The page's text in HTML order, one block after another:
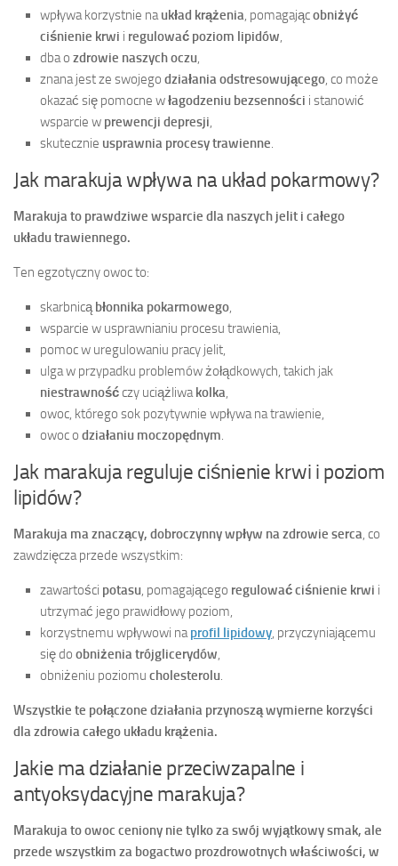
wpływa korzystnie naukład krążenia, pomagającobniżyć
ciśnienie krwi i regulować poziom lipidów,
dba o zdrowie naszych oczu,
znana jest ze swojego działania odstresowującego, co może
okazać się pomocne włagodzeniu bezsenności i stanowić
wsparcie w prewencji depresji,
skutecznie usprawnia procesy trawienne.
Jak marakuja wpływa na układ pokarmowy?
Marakuja to prawdziwe wsparcie dla naszych jelit i całego
układu trawiennego.
Ten egzotyczny owoc to:
skarbnicąbłonnika pokarmowego,
wsparcie w usprawnianiu procesu trawienia,
pomoc w uregulowaniu pracy jelit,
ulga w przypadku problemów żołądkowych, takich jak
niestrawnośćczy uciążliwakolka,
owoc, którego sok pozytywnie wpływa na trawienie,
owoc o działaniu moczopędnym.
Jak marakuja reguluje ciśnienie krwi i poziom
lipidów?
Marakuja ma znaczący, dobroczynny wpływ na zdrowie serca, co
zawdzięcza przede wszystkim:
zawartości potasu, pomagającego regulować ciśnienie krwi i
utrzymać jego prawidłowy poziom,
korzystnemu wpływowi naprofil lipidowy, przyczyniającemu
się do obniżenia trójglicerydów,
obniżeniu poziomu cholesterolu.
Wszystkie te połączone działania przynoszą wymierne korzyści
dla zdrowia całego układu krążenia.
Jakie ma działanie przeciwzapalne i
antyoksydacyjne marakuja?
Marakuja to owoc ceniony nie tylko za swój wyjątkowy smak, ale
przede wszystkim za bogactwo prozdrowotnych właściwości, w